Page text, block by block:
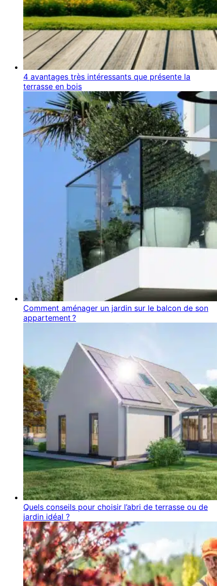
4 avantages très intéressants que présente la
terrasse en bois
Comment aménager un jardin sur le balcon de son
appartement ?
Quels conseils pour choisir l’abri de terrasse ou de
jardin idéal ?